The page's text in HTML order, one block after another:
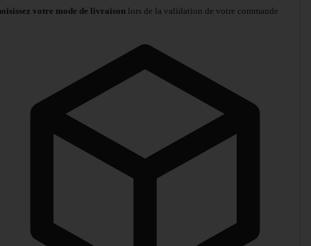
votre mode de livraison lors de la validation de votre commande